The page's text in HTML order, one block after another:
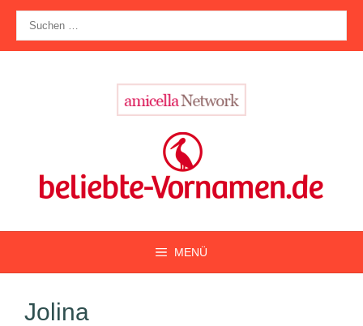
Zum
Inhalt
springen
nach:
MENÜ
Jolina